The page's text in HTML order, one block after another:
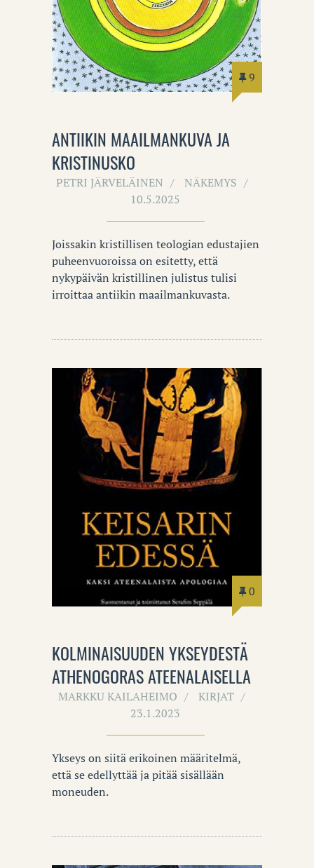
9
ANTIIKIN MAAILMANKUVA JA
KRISTINUSKO
PETRI JÄRVELÄINEN
NÄKEMYS
10.5.2025
Joissakin kristillisen teologian edustajien
puheenvuoroissa on esitetty, että
nykypäivän kristillinen julistus tulisi
irroittaa antiikin maailmankuvasta.
0
KOLMINAISUUDEN YKSEYDESTÄ
ATHENOGORAS ATEENALAISELLA
MARKKU KAILAHEIMO
KIRJAT
23.1.2023
Ykseys on siitä erikoinen määritelmä,
että se edellyttää ja pitää sisällään
moneuden.